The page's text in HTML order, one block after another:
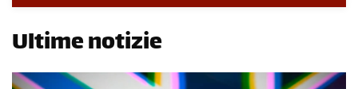
Ultime notizie